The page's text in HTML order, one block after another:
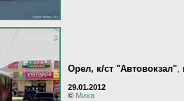
Орел, к/ст "Автовокзал"
29.01.2012
© Миха